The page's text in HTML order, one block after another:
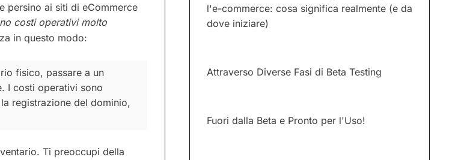
persino ai siti di eCommerce
costi operativi molto
in questo modo:
fisico, passare a un
I costi operativi sono
registrazione del dominio,
Ti preoccupi della
l'e-commerce: cosa significa realmente (e da
dove iniziare)
Attraverso Diverse Fasi di Beta Testing
Fuori dalla Beta e Pronto per l'Uso!